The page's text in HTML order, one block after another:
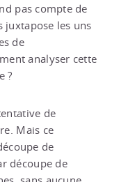
pas compte de
juxtapose les uns
de
analyser cette
?
de
Mais ce
de
découpe de